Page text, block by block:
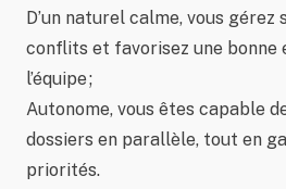
D’un naturel calme, vous gérez
conflits et favorisez une bonne
l’équipe ;
Autonome, vous êtes capable
dossiers en parallèle, tout en
priorités.